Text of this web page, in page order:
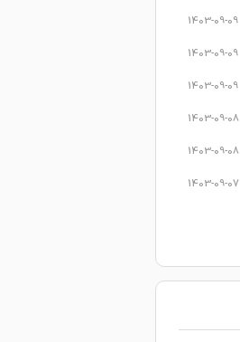
1403-09-09
1403-09-09
1403-09-09
1403-09-08
1403-09-08
1403-09-07
1403-09-05